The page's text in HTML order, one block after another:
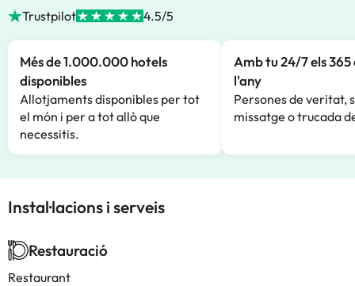
Trustpilot 4.5/5
Més de 1.000.000 hotels
disponibles
Allotjaments disponibles per tot
el món i per a tot allò que
necessitis.
Amb tu 24/7 els 365
l'any
Persones de veritat,
missatge o trucada
Instal·lacions i serveis
Restauració
Restaurant